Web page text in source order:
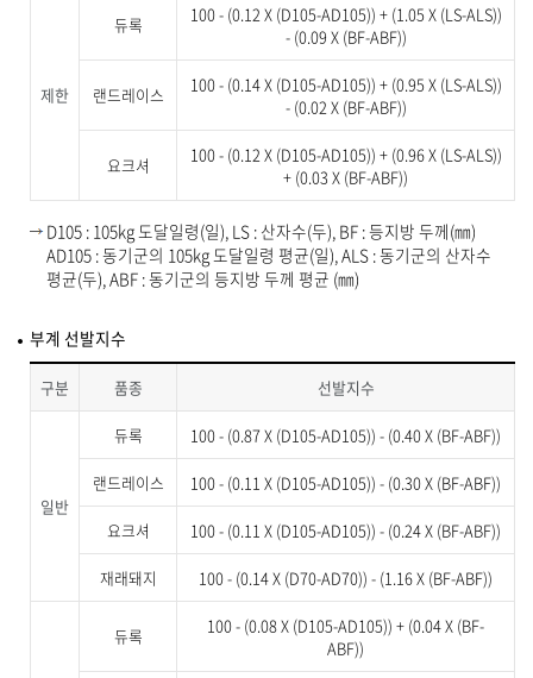
제한
듀록
100 - (0.12 X (D105-AD105)) + (1.05 X (LS-ALS))
- (0.09 X (BF-ABF))
랜드레이스
100 - (0.14 X (D105-AD105)) + (0.95 X (LS-ALS))
- (0.02 X (BF-ABF))
요크셔
100 - (0.12 X (D105-AD105)) + (0.96 X (LS-ALS))
+ (0.03 X (BF-ABF))
D105 : 105kg 도달일령(일), LS : 산자수(두), BF : 등지방 두께(㎜)
AD105 : 동기군의 105kg 도달일령 평균(일), ALS : 동기군의 산자수
평균(두), ABF : 동기군의 등지방 두께 평균 (㎜)
부계 선발지수
구분 품종 선발지수
일반
듀록 100 - (0.87 X (D105-AD105)) - (0.40 X (BF-ABF))
랜드레이스 100 - (0.11 X (D105-AD105)) - (0.30 X (BF-ABF))
요크셔 100 - (0.11 X (D105-AD105)) - (0.24 X (BF-ABF))
재래돼지 100 - (0.14 X (D70-AD70)) - (1.16 X (BF-ABF))
듀록
100 - (0.08 X (D105-AD105)) + (0.04 X (BF-
ABF))